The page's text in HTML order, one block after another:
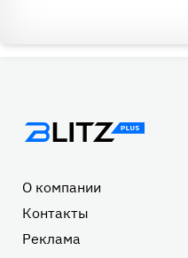
Подвал
О компании
Контакты
Реклама